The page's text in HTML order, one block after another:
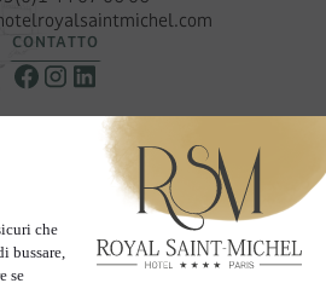
CONTATTO
NEWSLETTER
offerte e promozioni speciali
NOSTRA NEWSLETTER
LE PAGINE